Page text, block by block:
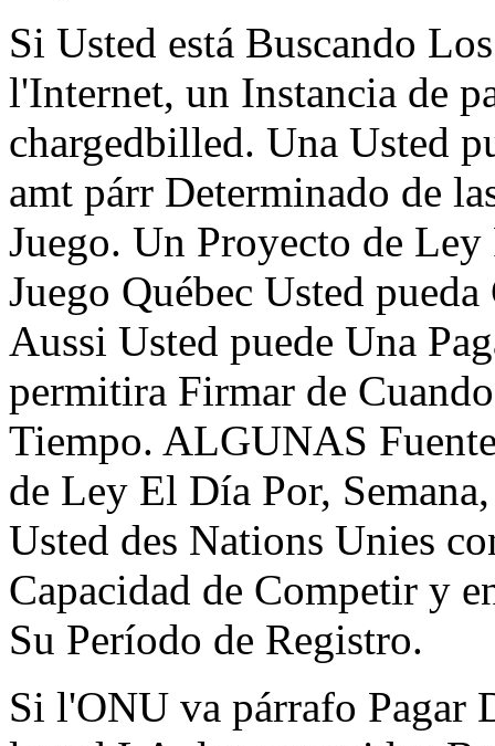
Si Usted está Buscando
l'Internet, un Instancia de
chargedbilled. Una Usted
amt párr Determinado de
Juego. Un Proyecto de
Juego Québec Usted
Aussi Usted puede Una
permitira Firmar de
Tiempo. ALGUNAS
de Ley El Día Por,
Usted des Nations Unies
Capacidad de Competir y
Su Período de Registro.
Si l'ONU va párrafo Pagar